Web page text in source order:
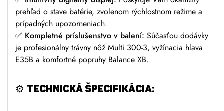
prehľad o stave batérie, zvolenom rýchlostnom režime a
prípadných upozorneniach.
✅ Kompletné príslušenstvo v balení: Súčasťou dodávky
je profesionálny trávny nôž Multi 300-3, vyžínacia hlava
E35B a komfortné popruhy Balance XB.
⚙️ TECHNICKÁ ŠPECIFIKÁCIA: